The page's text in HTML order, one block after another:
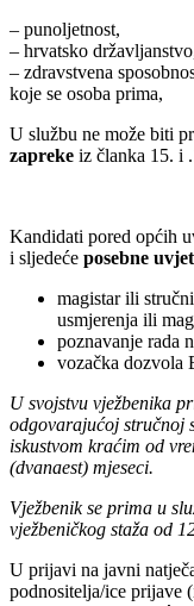
– punoljetnost,
– hrvatsko
– zdravstvena
koje se osoba prima,
U službu ne može biti
zapreke iz članka 15. i
Kandidati pored općih
i sljedeće posebne
magistar ili
usmjerenja ili
poznavanje rada
vozačka dozvola
U svojstvu vježbenika
odgovarajućoj stručnoj
iskustvom kraćim od
(dvanaest) mjeseci.
Vježbenik se prima u
vježbeničkog staža od
U prijavi na javni
podnositelja/ice prijave